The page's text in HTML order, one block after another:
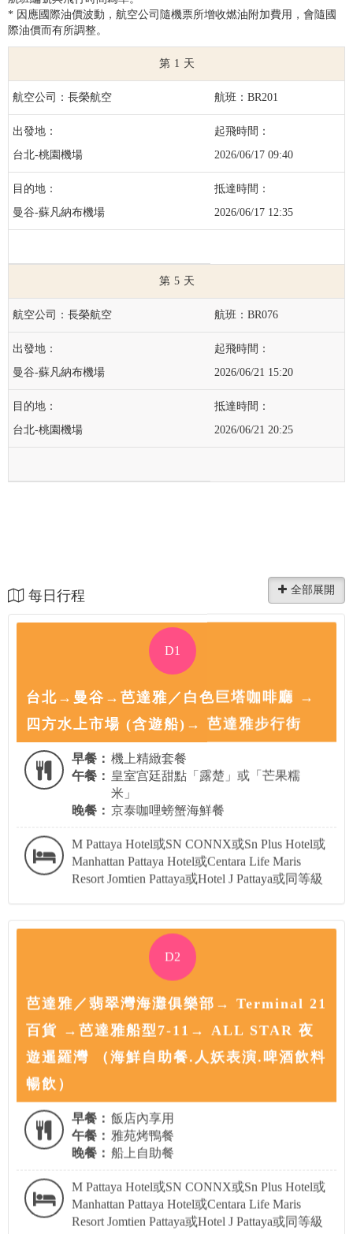
* 因應國際油價波動，航空公司隨機票所增收燃油附加費用，會隨國
際油價而有所調整。
1
長榮航空 BR201
台北-桃園機場 2026/06/17 09:40
曼谷-蘇凡納布機場 2026/06/17 12:35
5
長榮航空 BR076
曼谷-蘇凡納布機場 2026/06/21 15:20
台北-桃園機場 2026/06/21 20:25
每日行程
D1
台北→曼谷→芭達雅／白色巨塔咖啡廳 →
四方水上市場 (含遊船)→ 芭達雅步行街
早餐： 機上精緻套餐
午餐： 皇室宫廷甜點「露楚」或「芒果糯
米」
晚餐： 京泰咖哩螃蟹海鮮餐
M Pattaya Hotel或SN CONNX或Sn Plus Hotel或
Manhattan Pattaya Hotel或Centara Life Maris
Resort Jomtien Pattaya或Hotel J Pattaya或同等級
D2
芭達雅／翡翠灣海灘俱樂部→ Terminal 21
百貨 →芭達雅船型7-11→ ALL STAR 夜
遊暹羅灣 （海鮮自助餐.人妖表演.啤酒飲料
暢飲）
早餐： 飯店內享用
午餐： 雅苑烤鴨餐
晚餐： 船上自助餐
M Pattaya Hotel或SN CONNX或Sn Plus Hotel或
Manhattan Pattaya Hotel或Centara Life Maris
Resort Jomtien Pattaya或Hotel J Pattaya或同等級